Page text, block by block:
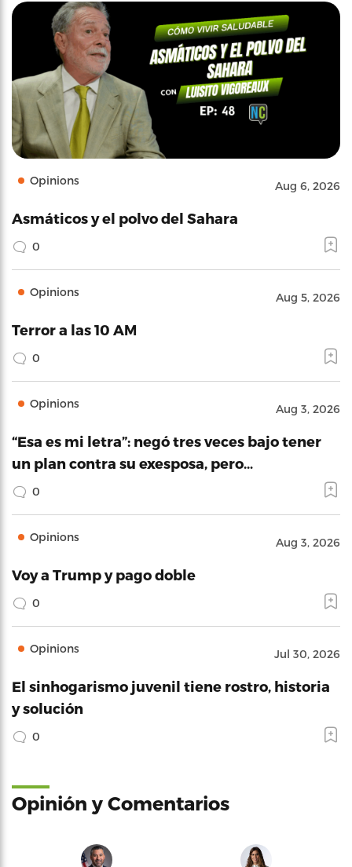
Opinions Aug 6, 2026
Asmáticos y el polvo del Sahara
0
Opinions Aug 5, 2026
Terror a las 10 AM
0
Opinions Aug 3, 2026
“Esa es mi letra”: negó tres veces bajo tener
un plan contra su exesposa, pero…
0
Opinions Aug 3, 2026
Voy a Trump y pago doble
0
Opinions Jul 30, 2026
El sinhogarismo juvenil tiene rostro, historia
y solución
0
Opinión y Comentarios